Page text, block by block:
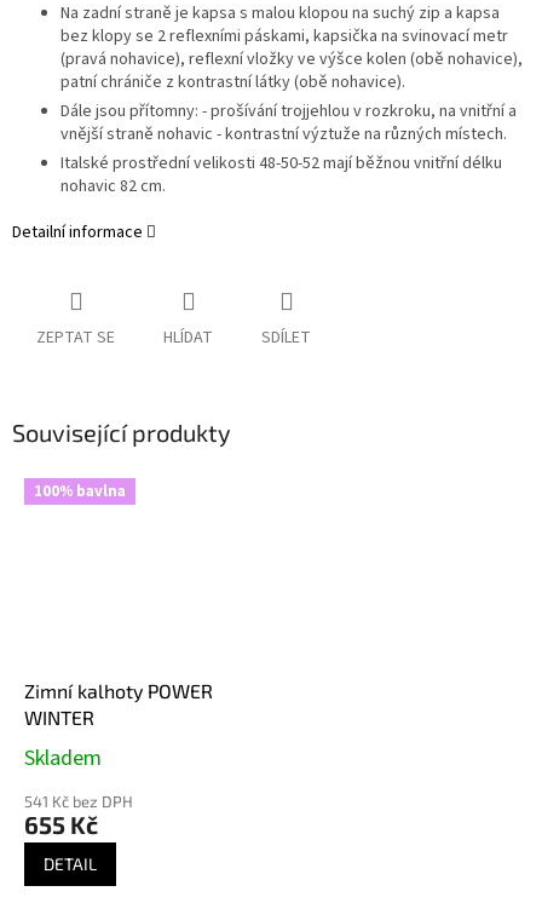
Na zadní straně je kapsa s malou klopou na suchý zip a kapsa
bez klopy se 2 reflexními páskami, kapsička na svinovací metr
(pravá nohavice), reflexní vložky ve výšce kolen (obě nohavice),
patní chrániče z kontrastní látky (obě nohavice).
Dále jsou přítomny: - prošívání trojjehlou v rozkroku, na vnitřní a
vnější straně nohavic - kontrastní výztuže na různých místech.
Italské prostřední velikosti 48-50-52 mají běžnou vnitřní délku
nohavic 82 cm.
Detailní informace
ZEPTAT SE HLÍDAT SDÍLET
Související produkty
100% bavlna
Zimní kalhoty POWER
WINTER
Skladem
541 Kč bez DPH
655 Kč
DETAIL